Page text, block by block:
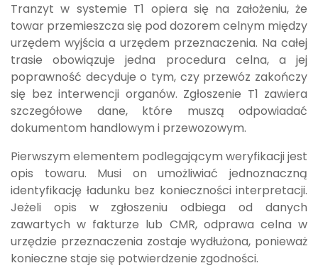
Tranzyt w systemie T1 opiera się na założeniu, że
towar przemieszcza się pod dozorem celnym między
urzędem wyjścia a urzędem przeznaczenia. Na całej
trasie obowiązuje jedna procedura celna, a jej
poprawność decyduje o tym, czy przewóz zakończy
się bez interwencji organów. Zgłoszenie T1 zawiera
szczegółowe dane, które muszą odpowiadać
dokumentom handlowym i przewozowym.
Pierwszym elementem podlegającym weryfikacji jest
opis towaru. Musi on umożliwiać jednoznaczną
identyfikację ładunku bez konieczności interpretacji.
Jeżeli opis w zgłoszeniu odbiega od danych
zawartych w fakturze lub CMR, odprawa celna w
urzędzie przeznaczenia zostaje wydłużona, ponieważ
konieczne staje się potwierdzenie zgodności.